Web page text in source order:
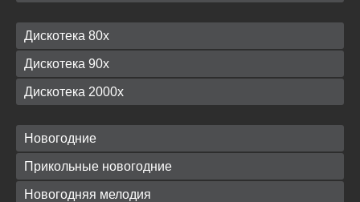
Дискотека 80х
Дискотека 90х
Дискотека 2000х
Новогодние
Прикольные новогодние
Новогодняя мелодия